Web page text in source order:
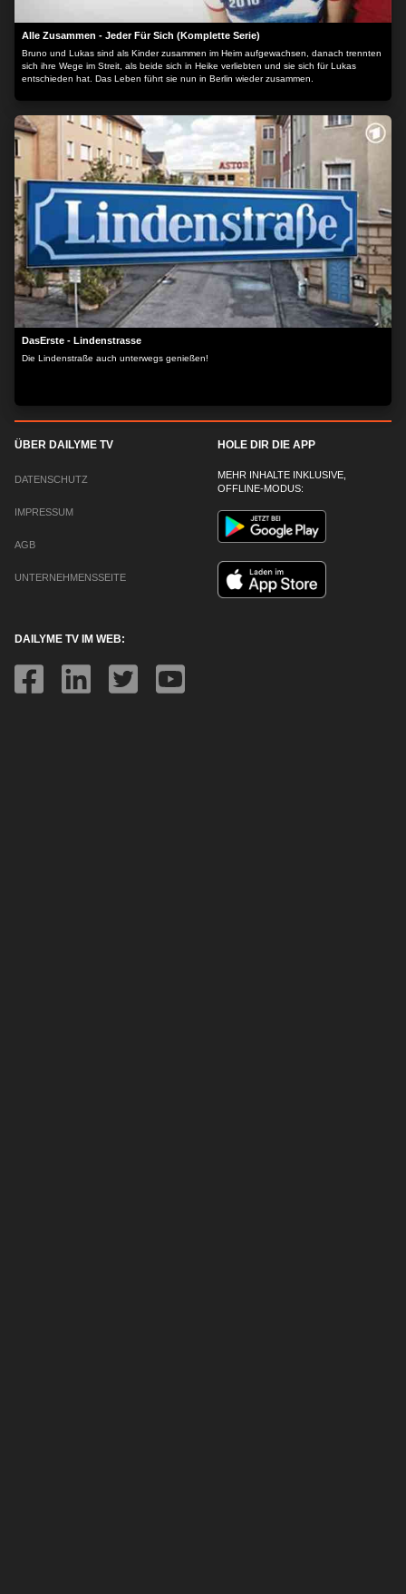
Alle Zusammen - Jeder Für Sich (Komplette Serie)
Bruno und Lukas sind als Kinder zusammen im Heim aufgewachsen, danach trennten
sich ihre Wege im Streit, als beide sich in Heike verliebten und sie sich für Lukas
entschieden hat. Das Leben führt sie nun in Berlin wieder zusammen.
DasErste - Lindenstrasse
Die Lindenstraße auch unterwegs genießen!
ÜBER DAILYME TV
DATENSCHUTZ
IMPRESSUM
AGB
UNTERNEHMENSSEITE
HOLE DIR DIE APP
MEHR INHALTE INKLUSIVE,
OFFLINE-MODUS:
DAILYME TV IM WEB: